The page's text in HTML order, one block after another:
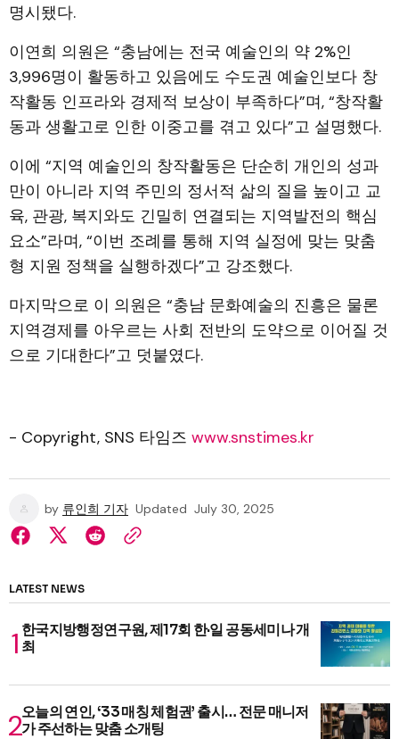
명시됐다.
이연희 의원은 “충남에는 전국 예술인의 약 2%인
3,996명이 활동하고 있음에도 수도권 예술인보다 창
작활동 인프라와 경제적 보상이 부족하다”며, “창작활
동과 생활고로 인한 이중고를 겪고 있다”고 설명했다.
이에 “지역 예술인의 창작활동은 단순히 개인의 성과
만이 아니라 지역 주민의 정서적 삶의 질을 높이고 교
육, 관광, 복지와도 긴밀히 연결되는 지역발전의 핵심
요소”라며, “이번 조례를 통해 지역 실정에 맞는 맞춤
형 지원 정책을 실행하겠다”고 강조했다.
마지막으로 이 의원은 “충남 문화예술의 진흥은 물론
지역경제를 아우르는 사회 전반의 도약으로 이어질 것
으로 기대한다”고 덧붙였다.
- Copyright, SNS 타임즈 www.snstimes.kr
by 류인희 기자 Updated July 30, 2025
LATEST NEWS
한국지방행정연구원, 제17회 한·일 공동세미나 개
최
오늘의 연인, ‘33 매칭 체험권’ 출시… 전문 매니저
가 주선하는 맞춤 소개팅